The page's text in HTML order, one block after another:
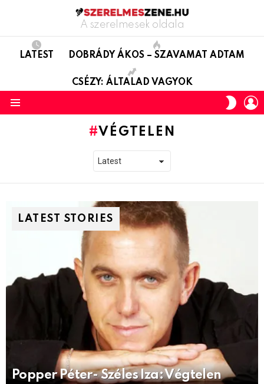
A szerelmesek oldala
LATEST DOBRÁDY ÁKOS – SZAVAMAT ADTAM
CSÉZY: ÁLTALAD VAGYOK
SKIN
VÉGTELEN
LATEST STORIES
Popper Péter- Széles Iza: Végtelen